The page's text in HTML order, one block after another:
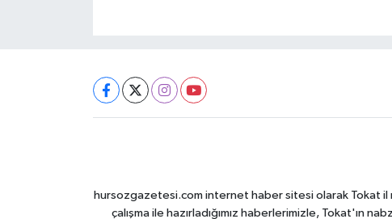
hursozgazetesi.com internet haber sitesi olarak Tokat il
çalışma ile hazırladığımız haberlerimizle, Tokat'ın